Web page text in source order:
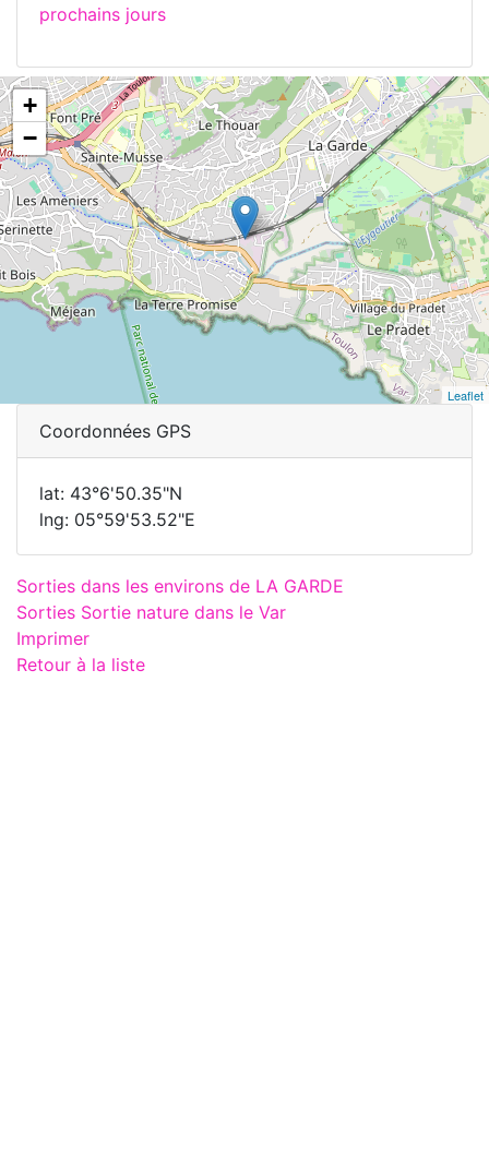
prochains jours
+
−
Leaflet
Coordonnées GPS
lat: 43°6'50.35"N
lng: 05°59'53.52"E
Sorties dans les environs de LA GARDE
Sorties Sortie nature dans le Var
Imprimer
Retour à la liste